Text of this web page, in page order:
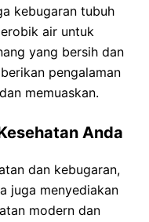
kebugaran tubuh
air untuk
yang bersih dan
pengalaman
memuaskan.
Anda
dan kebugaran,
juga menyediakan
modern dan